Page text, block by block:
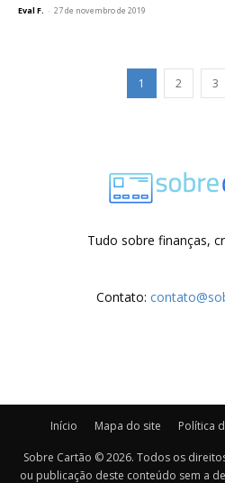
Eval F. - 27 de novembro de 2019
1 2 3
Tudo sobre finanças,
Contato:
Início Mapa do site Política
Sobre Cartão © 2026. Todos os
ou publicação deste conteúdo sem a